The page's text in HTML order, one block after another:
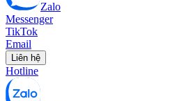
Zalo
Messenger
TikTok
Email
Liên hệ
Hotline